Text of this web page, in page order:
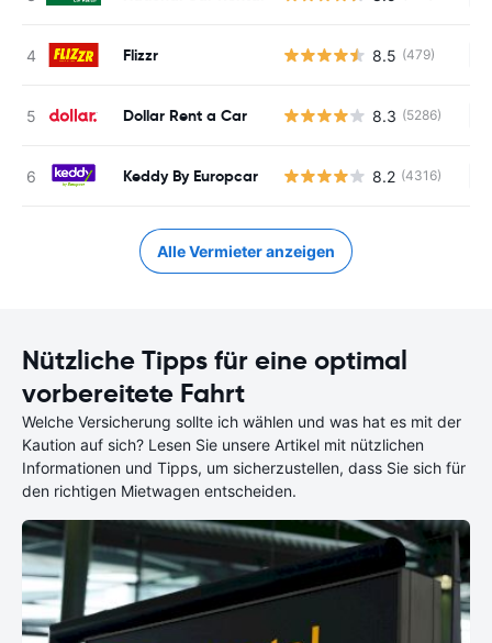
Flizzr 8.5 (479)
Dollar Rent a Car 8.3 (5286)
Keddy By Europcar 8.2 (4316)
Alle Vermieter anzeigen
Nützliche Tipps für eine optimal
vorbereitete Fahrt
Welche Versicherung sollte ich wählen und was hat es mit der
Kaution auf sich? Lesen Sie unsere Artikel mit nützlichen
Informationen und Tipps, um sicherzustellen, dass Sie sich für
den richtigen Mietwagen entscheiden.